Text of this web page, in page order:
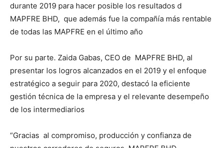
durante 2019 para hacer posible los resultados d
MAPFRE BHD, que además fue la compañía más rentable
de todas las MAPFRE en el último año
Por su parte. Zaida Gabas, CEO de MAPFRE BHD, al
presentar los logros alcanzados en el 2019 y el enfoque
estratégico a seguir para 2020, destacó la eficiente
gestión técnica de la empresa y el relevante desempeño
de los intermediarios
“Gracias al compromiso, producción y confianza de